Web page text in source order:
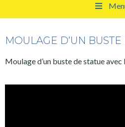
MOULAGE D’UN
Moulage d’un buste de statue avec